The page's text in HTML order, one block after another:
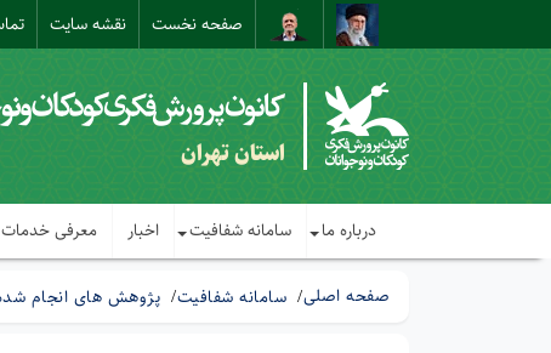
صفحه نخست نقشه سایت
استان تهران
درباره ما سامانه شفافیت اخبار معرفی خدمات
صفحه اصلی سامانه شفافیت پژوهش های انجام